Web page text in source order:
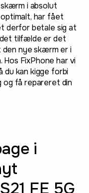
skærm i absolut
har fået
derfor betale sig at
tilfælde er det
nye skærm er i
Hos FixPhone har vi
du kan kigge forbi
og få repareret din
i
FE 5G